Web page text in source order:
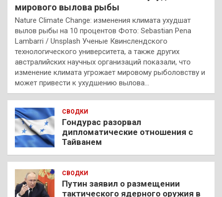
мирового вылова рыбы
Nature Climate Change: изменения климата ухудшат
вылов рыбы на 10 процентов Фото: Sebastian Pena
Lambarri / Unsplash Ученые Квинслендского
технологического университета, а также других
австралийских научных организаций показали, что
изменение климата угрожает мировому рыболовству и
может привести к ухудшению вылова…
СВОДКИ
Гондурас разорвал
дипломатические отношения с
Тайванем
СВОДКИ
Путин заявил о размещении
тактического ядерного оружия в